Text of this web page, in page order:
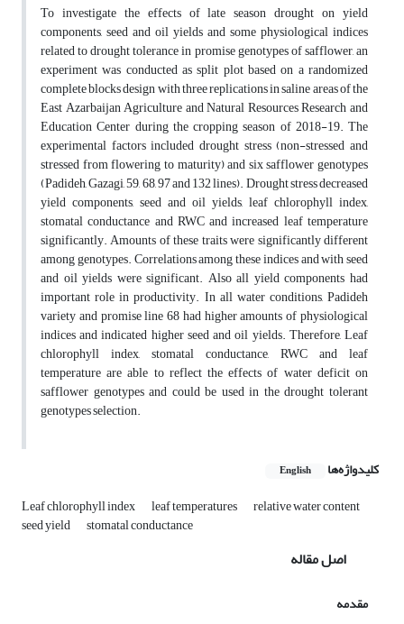
To investigate the effects of late season drought on yield
components, seed and oil yields and some physiological indices
related to drought tolerance in promise genotypes of safflower, an
experiment was conducted as split plot based on a randomized
complete blocks design with three replications in saline areas of the
East Azarbaijan Agriculture and Natural Resources Research and
Education Center during the cropping season of 2018-19. The
experimental factors included drought stress (non-stressed and
stressed from flowering to maturity) and six safflower genotypes
(Padideh, Gazagi, 59, 68, 97 and 132 lines). Drought stress decreased
yield components, seed and oil yields, leaf chlorophyll index,
stomatal conductance and RWC and increased leaf temperature
significantly. Amounts of these traits were significantly different
among genotypes. Correlations among these indices and with seed
and oil yields were significant. Also all yield components had
important role in productivity. In all water conditions, Padideh
variety and promise line 68 had higher amounts of physiological
indices and indicated higher seed and oil yields. Therefore, Leaf
chlorophyll index, stomatal conductance, RWC and leaf
temperature are able to reflect the effects of water deficit on
safflower genotypes and could be used in the drought tolerant
genotypes selection.
کلیدواژه‌ها English
Leaf chlorophyll index leaf temperatures relative water content
seed yield stomatal conductance
اصل مقاله
مقدمه